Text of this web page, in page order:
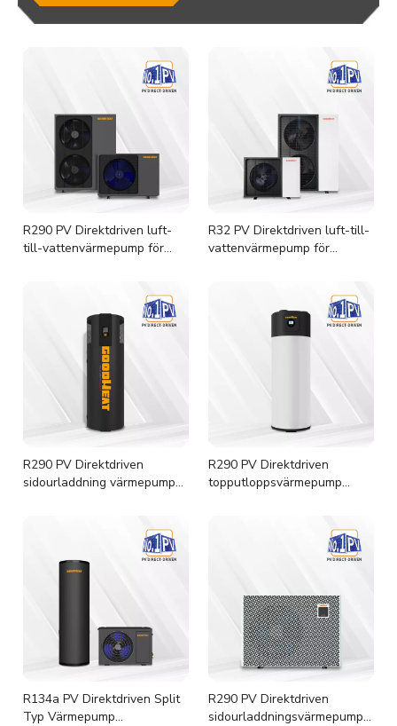
R290 PV Direktdriven luft-
till-vattenvärmepump för
R32 PV Direktdriven luft-till-
vattenvärmepump för
R290 PV Direktdriven
sidourladdning värmepump
R290 PV Direktdriven
topputloppsvärmepump
R134a PV Direktdriven Split
Typ Värmepump
R290 PV Direktdriven
sidourladdningsvärmepump